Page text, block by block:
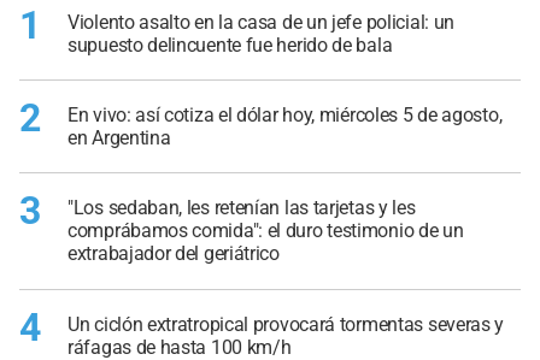
1
Violento asalto en la casa de un jefe policial: un
supuesto delincuente fue herido de bala
2
En vivo: así cotiza el dólar hoy, miércoles 5 de agosto,
en Argentina
3
"Los sedaban, les retenían las tarjetas y les
comprábamos comida": el duro testimonio de un
extrabajador del geriátrico
4
Un ciclón extratropical provocará tormentas severas y
ráfagas de hasta 100 km/h